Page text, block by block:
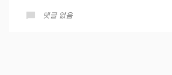
댓글 없음